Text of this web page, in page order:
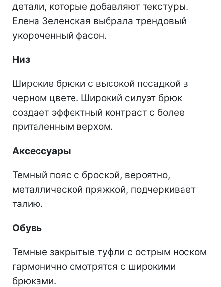
детали, которые добавляют текстуры.
Елена Зеленская выбрала трендовый
укороченный фасон.
Низ
Широкие брюки с высокой посадкой в ​​
черном цвете. Широкий силуэт брюк
создает эффектный контраст с более
приталенным верхом.
Аксессуары
Темный пояс с броской, вероятно,
металлической пряжкой, подчеркивает
талию.
Обувь
Темные закрытые туфли с острым носком
гармонично смотрятся с широкими
брюками.